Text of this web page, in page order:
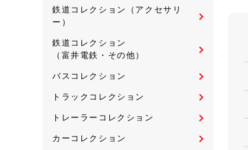
鉄道コレクション（アクセサリ
ー）
鉄道コレクション
（富井電鉄・その他）
バスコレクション
トラックコレクション
トレーラーコレクション
カーコレクション